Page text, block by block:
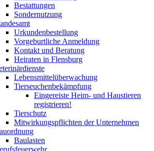
Bestattungen
Sondernutzung
Urkundenbestellung
Vorgeburtliche Anmeldung
Kontakt und Beratung
Heiraten in Flensburg
Lebensmittelüberwachung
Tierseuchenbekämpfung
Eingereiste Heim- und Haustieren
registrieren!
Tierschutz
Mitwirkungspflichten der Unternehmen
Baulasten